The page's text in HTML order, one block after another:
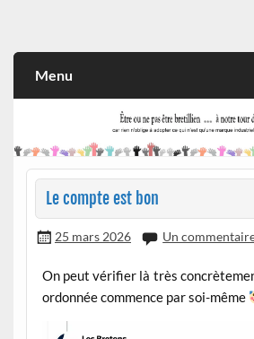
et commerciale
Menu
Le compte est bon
25 mars 2026 Un
On peut vérifier là très
ordonnée commence par soi-même